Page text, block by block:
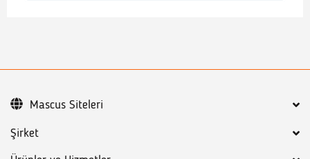
Şirket
Mascus Siteleri